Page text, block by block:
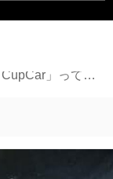
「ゴルフ GTI CupCar」って何が違う? (その2)